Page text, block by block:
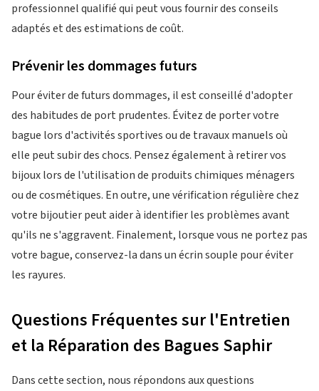
professionnel qualifié qui peut vous fournir des conseils
adaptés et des estimations de coût.
Prévenir les dommages futurs
Pour éviter de futurs dommages, il est conseillé d'adopter
des habitudes de port prudentes. Évitez de porter votre
bague lors d'activités sportives ou de travaux manuels où
elle peut subir des chocs. Pensez également à retirer vos
bijoux lors de l'utilisation de produits chimiques ménagers
ou de cosmétiques. En outre, une vérification régulière chez
votre bijoutier peut aider à identifier les problèmes avant
qu'ils ne s'aggravent. Finalement, lorsque vous ne portez pas
votre bague, conservez-la dans un écrin souple pour éviter
les rayures.
Questions Fréquentes sur l'Entretien
et la Réparation des Bagues Saphir
Dans cette section, nous répondons aux questions